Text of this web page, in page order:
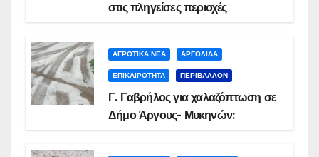
στις πληγείσες περιοχές
ΑΓΡΟΤΙΚΑ ΝΕΑ ΑΡΓΟΛΙΔΑ
ΕΠΙΚΑΙΡΟΤΗΤΑ ΠΕΡΙΒΑΛΛΟΝ
Γ. Γαβρήλος για χαλαζόπτωση σε
Δήμο Άργους- Μυκηνών: